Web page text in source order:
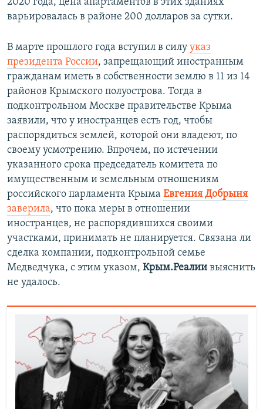
варьировалась в районе 200 долларов за сутки.
В марте прошлого года вступил в силу указ
президента России, запрещающий иностранным
гражданам иметь в собственности землю в 11 из 14
районов Крымского полуострова. Тогда в
подконтрольном Москве правительстве Крыма
заявили, что у иностранцев есть год, чтобы
распорядиться землей, которой они владеют, по
своему усмотрению. Впрочем, по истечении
указанного срока председатель комитета по
имущественным и земельным отношениям
российского парламента Крыма Евгения Добрыня
заверила, что пока меры в отношении
иностранцев, не распорядившихся своими
участками, принимать не планируется. Связана ли
сделка компании, подконтрольной семье
Медведчука, с этим указом, Крым.Реалии выяснить
не удалось.